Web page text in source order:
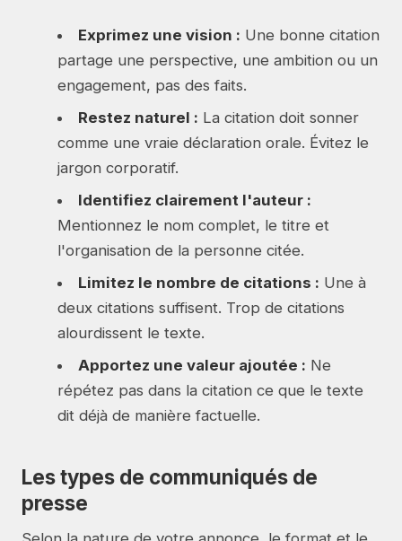
Exprimez une vision : Une bonne citation
partage une perspective, une ambition ou un
engagement, pas des faits.
Restez naturel : La citation doit sonner
comme une vraie déclaration orale. Évitez le
jargon corporatif.
Identifiez clairement l'auteur :
Mentionnez le nom complet, le titre et
l'organisation de la personne citée.
Limitez le nombre de citations : Une à
deux citations suffisent. Trop de citations
alourdissent le texte.
Apportez une valeur ajoutée : Ne
répétez pas dans la citation ce que le texte
dit déjà de manière factuelle.
Les types de communiqués de
presse